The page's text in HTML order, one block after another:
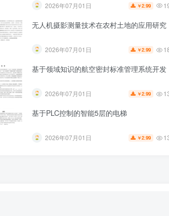
2026年07月01日 ￥2.99
无人机摄影测量技术在农村土地的应用研究
2026年07月01日 ￥2.99
基于领域知识的航空密封标准管理系统开发
2026年07月01日 ￥2.99
基于PLC控制的智能5层的电梯
2026年07月01日 ￥2.99